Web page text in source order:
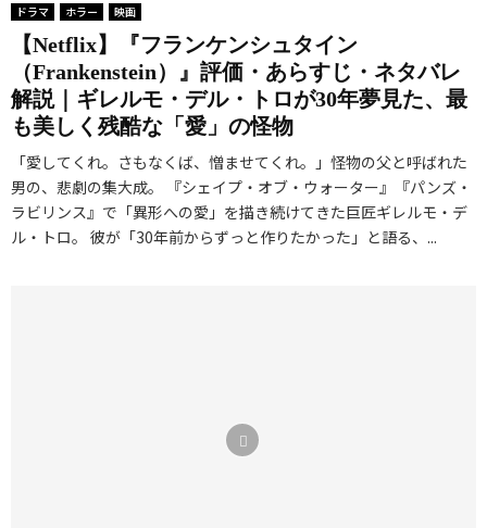
ドラマ ホラー 映画
【Netflix】『フランケンシュタイン
（Frankenstein）』評価・あらすじ・ネタバレ
解説｜ギレルモ・デル・トロが30年夢見た、最
も美しく残酷な「愛」の怪物
「愛してくれ。さもなくば、憎ませてくれ。」怪物の父と呼ばれた
男の、悲劇の集大成。 『シェイプ・オブ・ウォーター』『パンズ・
ラビリンス』で「異形への愛」を描き続けてきた巨匠ギレルモ・デ
ル・トロ。 彼が「30年前からずっと作りたかった」と語る、...